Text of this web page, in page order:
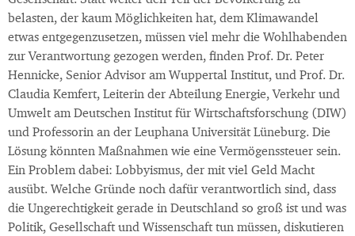
belasten, der kaum Möglichkeiten hat, dem Klimawandel
etwas entgegenzusetzen, müssen viel mehr die Wohlhabenden
zur Verantwortung gezogen werden, finden Prof. Dr. Peter
Hennicke, Senior Advisor am Wuppertal Institut, und Prof. Dr.
Claudia Kemfert, Leiterin der Abteilung Energie, Verkehr und
Umwelt am Deutschen Institut für Wirtschaftsforschung (DIW)
und Professorin an der Leuphana Universität Lüneburg. Die
Lösung könnten Maßnahmen wie eine Vermögenssteuer sein.
Ein Problem dabei: Lobbyismus, der mit viel Geld Macht
ausübt. Welche Gründe noch dafür verantwortlich sind, dass
die Ungerechtigkeit gerade in Deutschland so groß ist und was
Politik, Gesellschaft und Wissenschaft tun müssen, diskutieren